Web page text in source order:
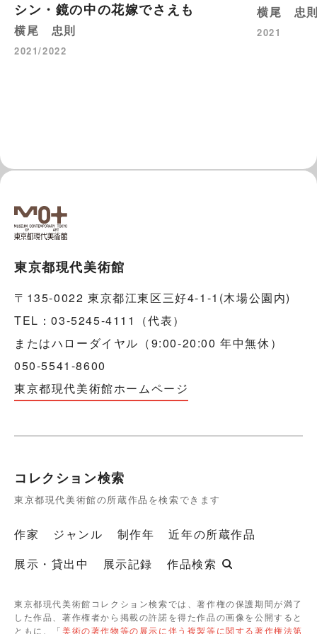
シン・鏡の中の花嫁でさえも
横尾 忠則
2021/2022
横尾 忠
2021
東京都現代美術館
〒135-0022 東京都江東区三好4-1-1(木場公園内)
TEL：03-5245-4111（代表）
またはハローダイヤル（9:00-20:00 年中無休）
050-5541-8600
東京都現代美術館ホームページ
コレクション検索
東京都現代美術館の所蔵作品を検索できます
作家 ジャンル 制作年
近年の所蔵作品
展示・貸出中
展示記録 作品検索
東京都現代美術館コレクション検索では、著作権の保護期間が満了
した作品、著作権者から掲載の許諾を得た作品の画像を公開すると
ともに、「美術の著作物等の展示に伴う複製等に関する著作権法第